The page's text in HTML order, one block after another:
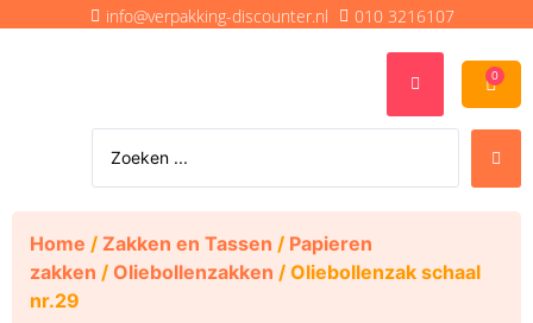
info@verpakking-discounter.nl 010 3216107
0
Home / Zakken en Tassen / Papieren
zakken / Oliebollenzakken / Oliebollenzak schaal
nr.29